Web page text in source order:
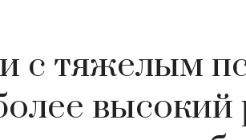
с тяжелым
высокий